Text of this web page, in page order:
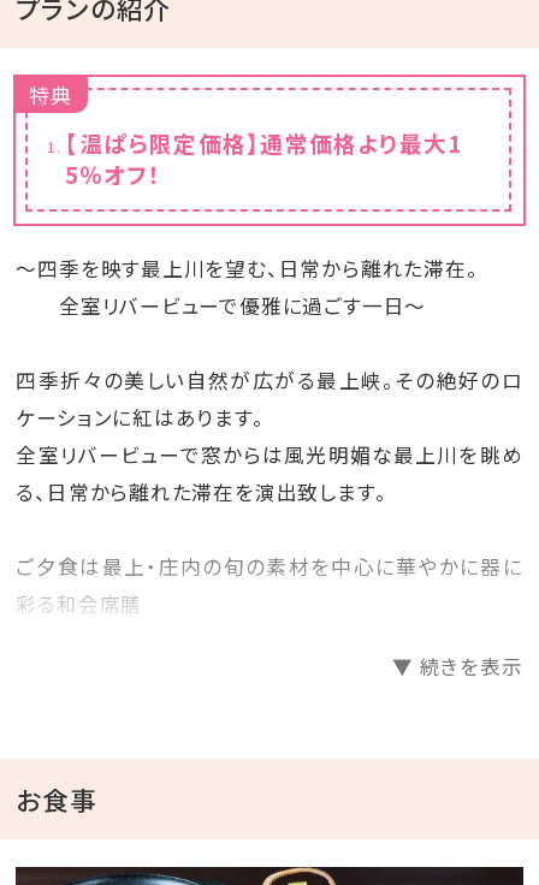
特典
【温ぱら限定価格】通常価格より最大1
5％オフ！
～四季を映す最上川を望む、日常から離れた滞在。
全室リバービューで優雅に過ごす一日～
四季折々の美しい自然が広がる最上峡。その絶好のロ
ケーションに紅はあります。
全室リバービューで窓からは風光明媚な最上川を眺め
る、日常から離れた滞在を演出致します。
ご夕食は最上・庄内の旬の素材を中心に華やかに器に
彩る和会席膳
紅特製の「錦しゃぶしゃぶ」をお召し上がり下さい
ゆったりとした空間が特徴のお部屋で全室リバービュー
▼ 続きを表示
お食事